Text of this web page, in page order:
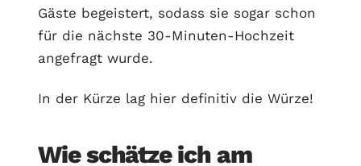
Gäste begeistert, sodass sie sogar schon
für die nächste 30-Minuten-Hochzeit
angefragt wurde.
In der Kürze lag hier definitiv die Würze!
Wie schätze ich am